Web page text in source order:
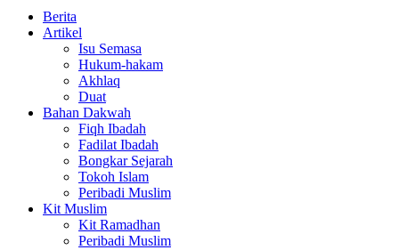
Berita
Artikel
Isu Semasa
Hukum-hakam
Akhlaq
Duat
Bahan Dakwah
Fiqh Ibadah
Fadilat Ibadah
Bongkar Sejarah
Tokoh Islam
Peribadi Muslim
Kit Muslim
Kit Ramadhan
Peribadi Muslim